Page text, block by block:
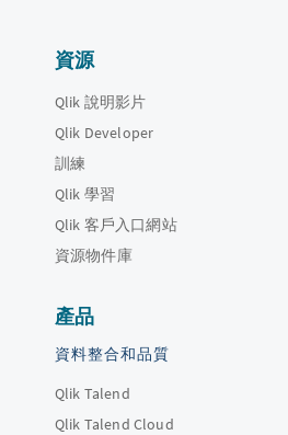
資源
Qlik 說明影片
Qlik Developer
訓練
Qlik 學習
Qlik 客戶入口網站
資源物件庫
產品
資料整合和品質
Qlik Talend
Qlik Talend Cloud